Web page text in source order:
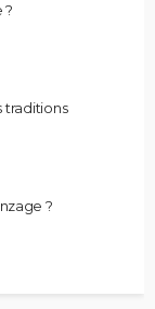
?
traditions
?